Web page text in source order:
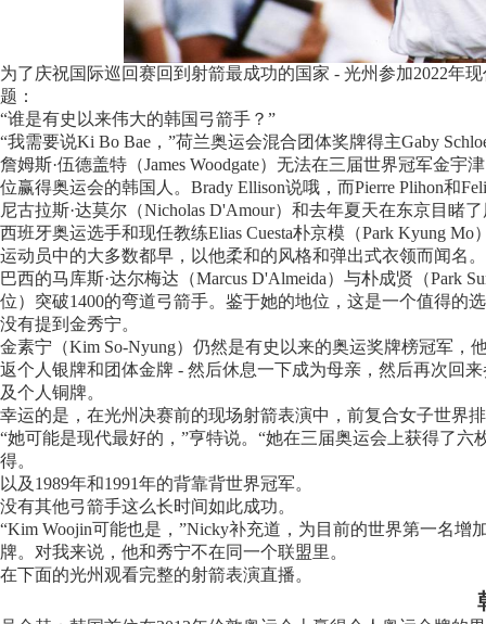
为了庆祝国际巡回赛回到射箭最成功的国家 - 光州参加2022年
题：
“谁是有史以来伟大的韩国弓箭手？”
“我需要说Ki Bo Bae，”荷兰奥运会混合团体奖牌得主Gaby
詹姆斯·伍德盖特（James Woodgate）无法在三届世界冠军金
位赢得奥运会的韩国人。Brady Ellison说哦，而Pierre Plihon和
尼古拉斯·达莫尔（Nicholas D'Amour）和去年夏天在东京目
西班牙奥运选手和现任教练Elias Cuesta朴京模（Park Kyung
运动员中的大多数都早，以他柔和的风格和弹出式衣领而闻名。
巴西的马库斯·达尔梅达（Marcus D'Almeida）与朴成贤（Park
位）突破1400的弯道弓箭手。鉴于她的地位，这是一个值得的
没有提到金秀宁。
金素宁（Kim So-Nyung）仍然是有史以来的奥运奖牌榜冠军，
返个人银牌和团体金牌 - 然后休息一下成为母亲，然后再次回
及个人铜牌。
幸运的是，在光州决赛前的现场射箭表演中，前复合女子世界
“她可能是现代最好的，”亨特说。“她在三届奥运会上获得了
得。
以及1989年和1991年的背靠背世界冠军。
没有其他弓箭手这么长时间如此成功。
“Kim Woojin可能也是，”Nicky补充道，为目前的世界第一名
牌。对我来说，他和秀宁不在同一个联盟里。
在下面的光州观看完整的射箭表演直播。